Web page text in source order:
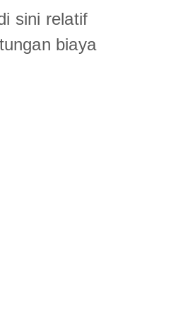
sini relatif
biaya